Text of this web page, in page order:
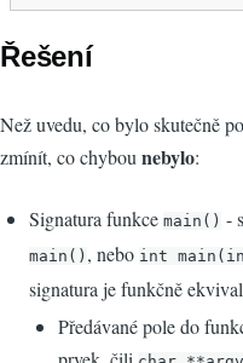
Řešení
Než uvedu, co bylo skutečně
zmínít, co chybou nebylo:
Signatura funkce main() -
main() , nebo int
signatura je funkčně
Předávané pole do